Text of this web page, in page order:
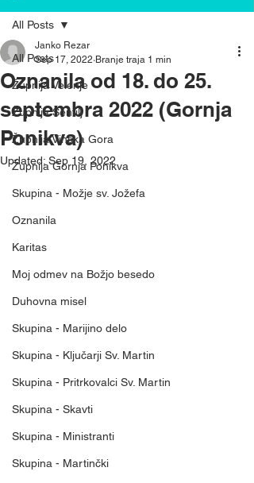
All Posts
Župnija Velenje
Župnija Šentilj
Župnija Vinska Gora
Župnija Gornja Ponikva
Skupina - Možje sv. Jožefa
Oznanila
Karitas
Moj odmev na Božjo besedo
Duhovna misel
Skupina - Marijino delo
Skupina - Ključarji Sv. Martin
Skupina - Pritrkovalci Sv. Martin
Skupina - Skavti
Skupina - Ministranti
Skupina - Martinčki
All Posts
Oznanila od 18. do 25.
septembra 2022 (Gornja
Ponikva)
Janko Rezar
Sep 17, 2022 Branje traja 1 min
Updated: Sep 19, 2022